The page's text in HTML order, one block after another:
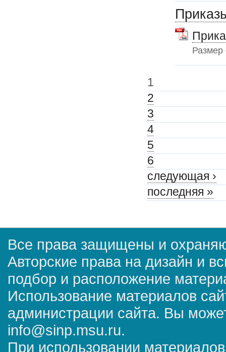
1
2
3
4
5
6
следующая ›
последняя »
Все права защищены и
Авторские права на дизайн и
подбор и расположение
Использование материалов
администрации сайта. Вы
info@sinp.msu.ru.
При использовании